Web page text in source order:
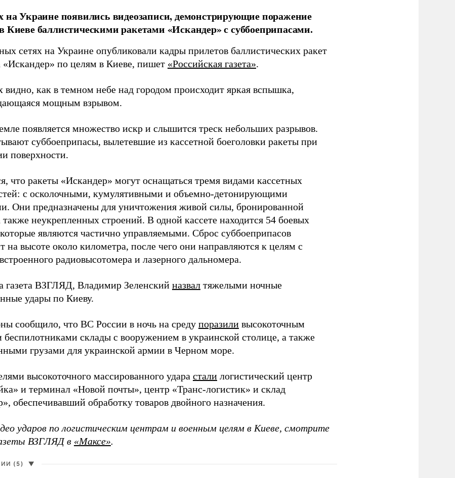
на Украине появились видеозаписи, демонстрирующие поражение
Киеве баллистическими ракетами «Искандер» с суббоеприпасами.
сетях на Украине опубликовали кадры прилетов баллистических ракет
«Искандер» по целям в Киеве, пишет «Российская газета».
видно, как в темном небе над городом происходит яркая вспышка,
мощным взрывом.
появляется множество искр и слышится треск небольших разрывов.
суббоеприпасы, вылетевшие из кассетной боеголовки ракеты при
поверхности.
что ракеты «Искандер» могут оснащаться тремя видами кассетных
с осколочными, кумулятивными и объемно-детонирующими
Они предназначены для уничтожения живой силы, бронированной
также неукрепленных строений. В одной кассете находится 54 боевых
являются частично управляемыми. Сброс суббоеприпасов
на высоте около километра, после чего они направляются к целям с
радиовысотомера и лазерного дальномера.
газета ВЗГЛЯД, Владимир Зеленский назвал тяжелыми ночные
удары по Киеву.
сообщило, что ВС России в ночь на среду поразили высокоточным
склады с вооружением в украинской столице, а также
грузами для украинской армии в Черном море.
высокоточного массированного удара стали логистический центр
и терминал «Новой почты», центр «Транс-логистик» и склад
обеспечивавший обработку товаров двойного назначения.
ударов по логистическим центрам и военным целям в Киеве, смотрите
ВЗГЛЯД в «Максе».
(5) ▼